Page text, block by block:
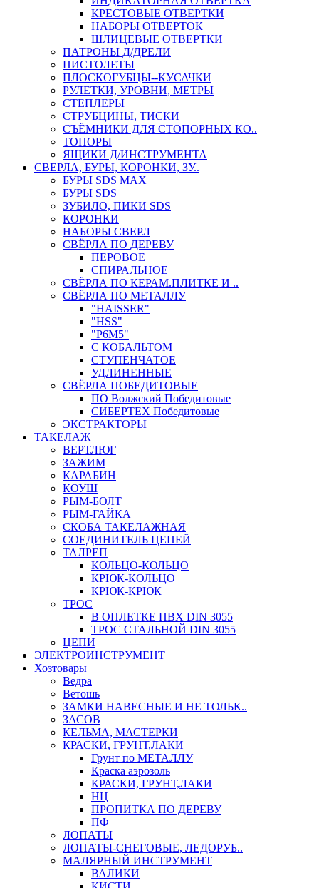
КРЕСТОВЫЕ ОТВЕРТКИ
НАБОРЫ ОТВЕРТОК
ШЛИЦЕВЫЕ ОТВЕРТКИ
ПАТРОНЫ Д/ДРЕЛИ
ПИСТОЛЕТЫ
ПЛОСКОГУБЦЫ--КУСАЧКИ
РУЛЕТКИ, УРОВНИ, МЕТРЫ
СТЕПЛЕРЫ
СТРУБЦИНЫ, ТИСКИ
СЪЁМНИКИ ДЛЯ СТОПОРНЫХ КО..
ТОПОРЫ
ЯЩИКИ Д/ИНСТРУМЕНТА
СВЕРЛА, БУРЫ, КОРОНКИ, ЗУ..
БУРЫ SDS MAX
БУРЫ SDS+
ЗУБИЛО, ПИКИ SDS
КОРОНКИ
НАБОРЫ СВЕРЛ
СВЁРЛА ПО ДЕРЕВУ
ПЕРОВОЕ
СПИРАЛЬНОЕ
СВЁРЛА ПО КЕРАМ.ПЛИТКЕ И ..
СВЁРЛА ПО МЕТАЛЛУ
"HAISSER"
"HSS"
"Р6М5"
С КОБАЛЬТОМ
СТУПЕНЧАТОЕ
УДЛИНЕННЫЕ
СВЁРЛА ПОБЕДИТОВЫЕ
ПО Волжский Победитовые
СИБЕРТЕХ Победитовые
ЭКСТРАКТОРЫ
ТАКЕЛАЖ
ВЕРТЛЮГ
ЗАЖИМ
КАРАБИН
КОУШ
РЫМ-БОЛТ
РЫМ-ГАЙКА
СКОБА ТАКЕЛАЖНАЯ
СОЕДИНИТЕЛЬ ЦЕПЕЙ
ТАЛРЕП
КОЛЬЦО-КОЛЬЦО
КРЮК-КОЛЬЦО
КРЮК-КРЮК
ТРОС
В ОПЛЕТКЕ ПВХ DIN 3055
ТРОС СТАЛЬНОЙ DIN 3055
ЦЕПИ
ЭЛЕКТРОИНСТРУМЕНТ
Хозтовары
Ведра
Ветошь
ЗАМКИ НАВЕСНЫЕ И НЕ ТОЛЬК..
ЗАСОВ
КЕЛЬМА, МАСТЕРКИ
КРАСКИ, ГРУНТ,ЛАКИ
Грунт по МЕТАЛЛУ
Краска аэрозоль
КРАСКИ, ГРУНТ,ЛАКИ
НЦ
ПРОПИТКА ПО ДЕРЕВУ
ПФ
ЛОПАТЫ
ЛОПАТЫ-СНЕГОВЫЕ, ЛЕДОРУБ..
МАЛЯРНЫЙ ИНСТРУМЕНТ
ВАЛИКИ